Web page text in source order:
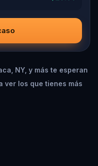
NY, y más te esperan
ver los que tienes más